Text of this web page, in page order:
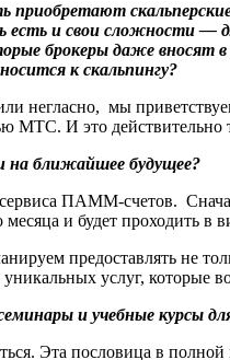
приобретают
есть и свои сложности
брокеры даже
к скальпингу?
негласно, мы
И это действительно
ближайшее будущее?
ПАММ-счетов.
и будет проходить в
предоставлять не
услуг, которые
и учебные
Эта пословица в